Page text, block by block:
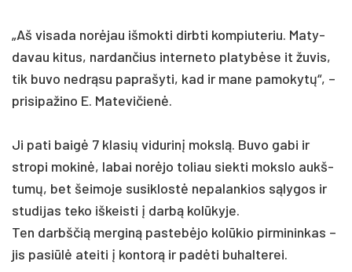
„Aš vi­sa­da norė­jau iš­mok­ti dirb­ti kom­piu­te­riu. Ma­ty­
da­vau ki­tus, nar­dan­čius in­ter­ne­to pla­tybė­se it žu­vis,
tik bu­vo ne­drąsu pa­pra­šy­ti, kad ir ma­ne pa­mo­kytų“, –
pri­si­pa­ži­no E. Ma­te­vi­čienė.
Ji pa­ti baigė 7 kla­sių vi­du­rinį mokslą. Bu­vo ga­bi ir
stro­pi mo­kinė, la­bai norė­jo to­liau siek­ti moks­lo aukš­
tumų, bet šei­mo­je su­si­klostė ne­pa­lan­kios sąly­gos ir
stu­di­jas te­ko iš­keis­ti į darbą kolū­ky­je.
Ten darbš­čią mer­giną pa­stebė­jo kolū­kio pir­mi­nin­kas –
jis pa­si­ūlė atei­ti į kon­torą ir pa­dėti bu­hal­te­rei.